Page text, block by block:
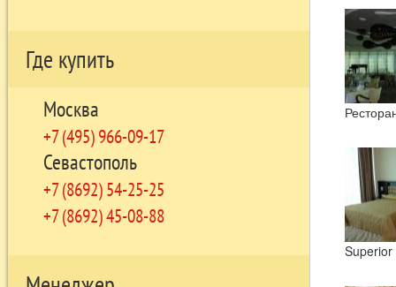
Где купить
Москва
+7 (495) 966-09-17
Севастополь
+7 (8692) 54-25-25
+7 (8692) 45-08-88
Superior